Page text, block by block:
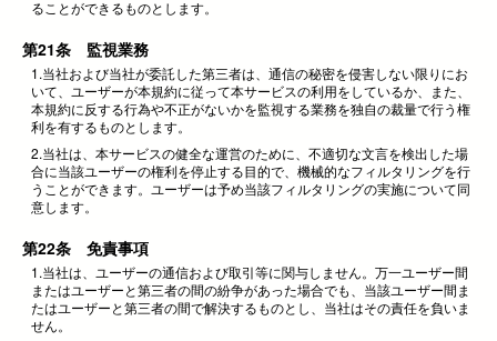
ることができるものとします。
第21条 監視業務
1.当社および当社が委託した第三者は、通信の秘密を侵害しない限りにお
いて、ユーザーが本規約に従って本サービスの利用をしているか、また、
本規約に反する行為や不正がないかを監視する業務を独自の裁量で行う権
利を有するものとします。
2.当社は、本サービスの健全な運営のために、不適切な文言を検出した場
合に当該ユーザーの権利を停止する目的で、機械的なフィルタリングを行
うことができます。ユーザーは予め当該フィルタリングの実施について同
意します。
第22条 免責事項
1.当社は、ユーザーの通信および取引等に関与しません。万一ユーザー間
またはユーザーと第三者の間の紛争があった場合でも、当該ユーザー間ま
たはユーザーと第三者の間で解決するものとし、当社はその責任を負いま
せん。